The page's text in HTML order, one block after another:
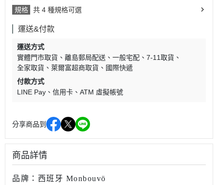
規格 共 4 種規格可選
運送&付款
運送方式
實體門市取貨
離島郵局配送 一般宅配
7-11取貨
全家取貨
萊爾富超商取貨
國際快遞
付款方式
LINE Pay
信用卡 ATM 虛擬帳號
分享商品到
商品詳情
品牌：西班牙 Monbouvö